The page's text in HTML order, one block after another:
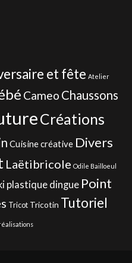
et fête Atelier
Cameo Chaussons
Créations
Cuisine créative Divers
Laëtibricole Odile Bailloeul
plastique dingue Point
Tricot Tricotin Tutoriel